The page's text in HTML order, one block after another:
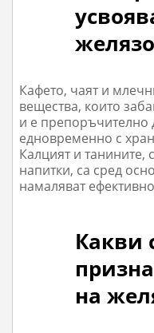
Кафето, чаят и
вещества, които
и е препоръчително
едновременно с
Калцият и
напитки, са сред
намаляват
Какви
на